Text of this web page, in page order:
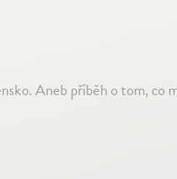
Aneb příběh o tom, co